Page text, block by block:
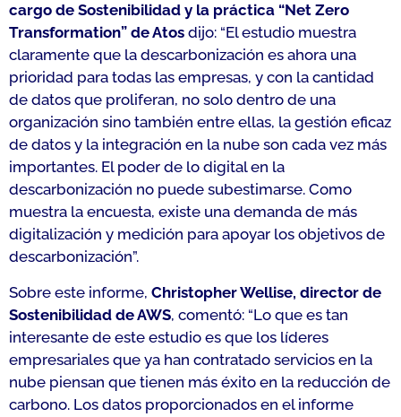
cargo de Sostenibilidad y la práctica “Net Zero
Transformation” de Atos dijo: “El estudio muestra
claramente que la descarbonización es ahora una
prioridad para todas las empresas, y con la cantidad
de datos que proliferan, no solo dentro de una
organización sino también entre ellas, la gestión eficaz
de datos y la integración en la nube son cada vez más
importantes. El poder de lo digital en la
descarbonización no puede subestimarse. Como
muestra la encuesta, existe una demanda de más
digitalización y medición para apoyar los objetivos de
descarbonización”.
Sobre este informe, Christopher Wellise, director de
Sostenibilidad de AWS, comentó: “Lo que es tan
interesante de este estudio es que los líderes
empresariales que ya han contratado servicios en la
nube piensan que tienen más éxito en la reducción de
carbono. Los datos proporcionados en el informe